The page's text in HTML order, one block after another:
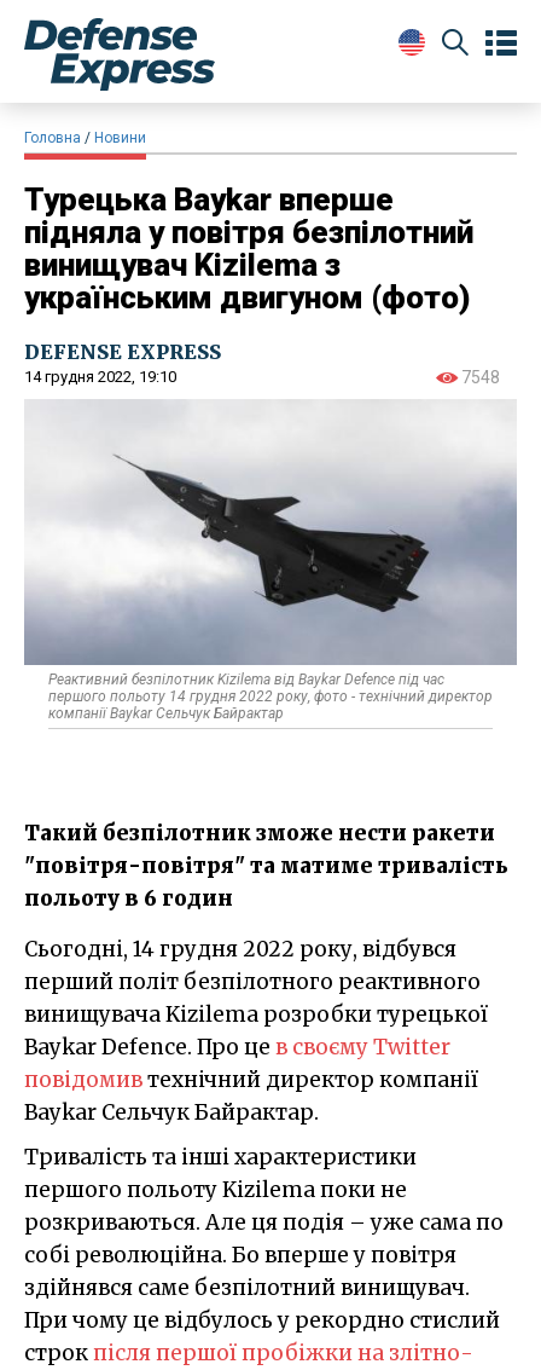
Головна Новини
Турецька Baykar вперше
підняла у повітря безпілотний
винищувач Kizilema з
українським двигуном (фото)
DEFENSE EXPRESS
14 грудня 2022, 19:10 7548
Реактивний безпілотник Kizilema від Baykar Defence під час
першого польоту 14 грудня 2022 року, фото - технічний директор
компанії Baykar Сельчук Байрактар
Такий безпілотник зможе нести ракети
"повітря-повітря" та матиме тривалість
польоту в 6 годин
Сьогодні, 14 грудня 2022 року, відбувся
перший політ безпілотного реактивного
винищувача Kizilema розробки турецької
Baykar Defence. Про це в своєму Twitter
повідомивтехнічний директор компанії
Baykar Сельчук Байрактар.
Тривалість та інші характеристики
першого польоту Kizilema поки не
розкриваються. Але ця подія – уже сама по
собі революційна. Бо вперше у повітря
здійнявся саме безпілотний винищувач.
При чому це відбулось у рекордно стислий
строкпісля першої пробіжки на злітно-